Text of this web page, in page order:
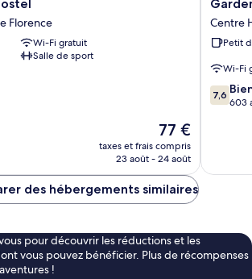
Florence
Wi-Fi gratuit
Salle de sport
Le
nouveau
prix
de
77 €
taxes et frais compris
23 août - 24 août
Blue
Centre
Florence
Centre
Petit
Wi-Fi
7.6
sur
7,6
603
des hébergements similaires
pour découvrir les réductions et les
vous pouvez bénéficier. Plus de récompenses
!